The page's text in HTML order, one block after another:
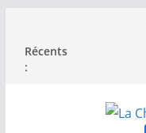
contenu
Récents
: